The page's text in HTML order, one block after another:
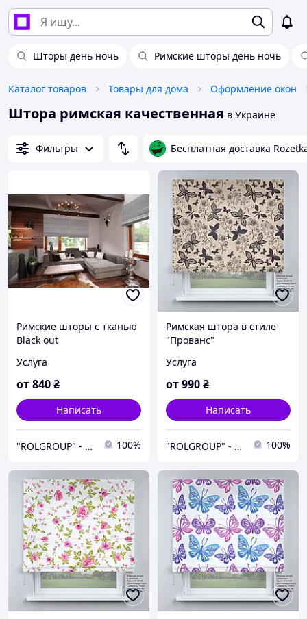
Шторы день ночь Римские шторы день ночь
Каталог товаров Товары для дома Оформление окон
Штора римская качественная в Украине
Фильтры Бесплатная доставка
Римские шторы с тканью
Black out
Услуга
от840₴
Написать
"ROLGROUP" - Мы умеем управлять солнцем. 100%
Римская штора в стиле
"Прованс"
Услуга
от990₴
Написать
"ROLGROUP" - Мы умеем управлять солнцем. 100%